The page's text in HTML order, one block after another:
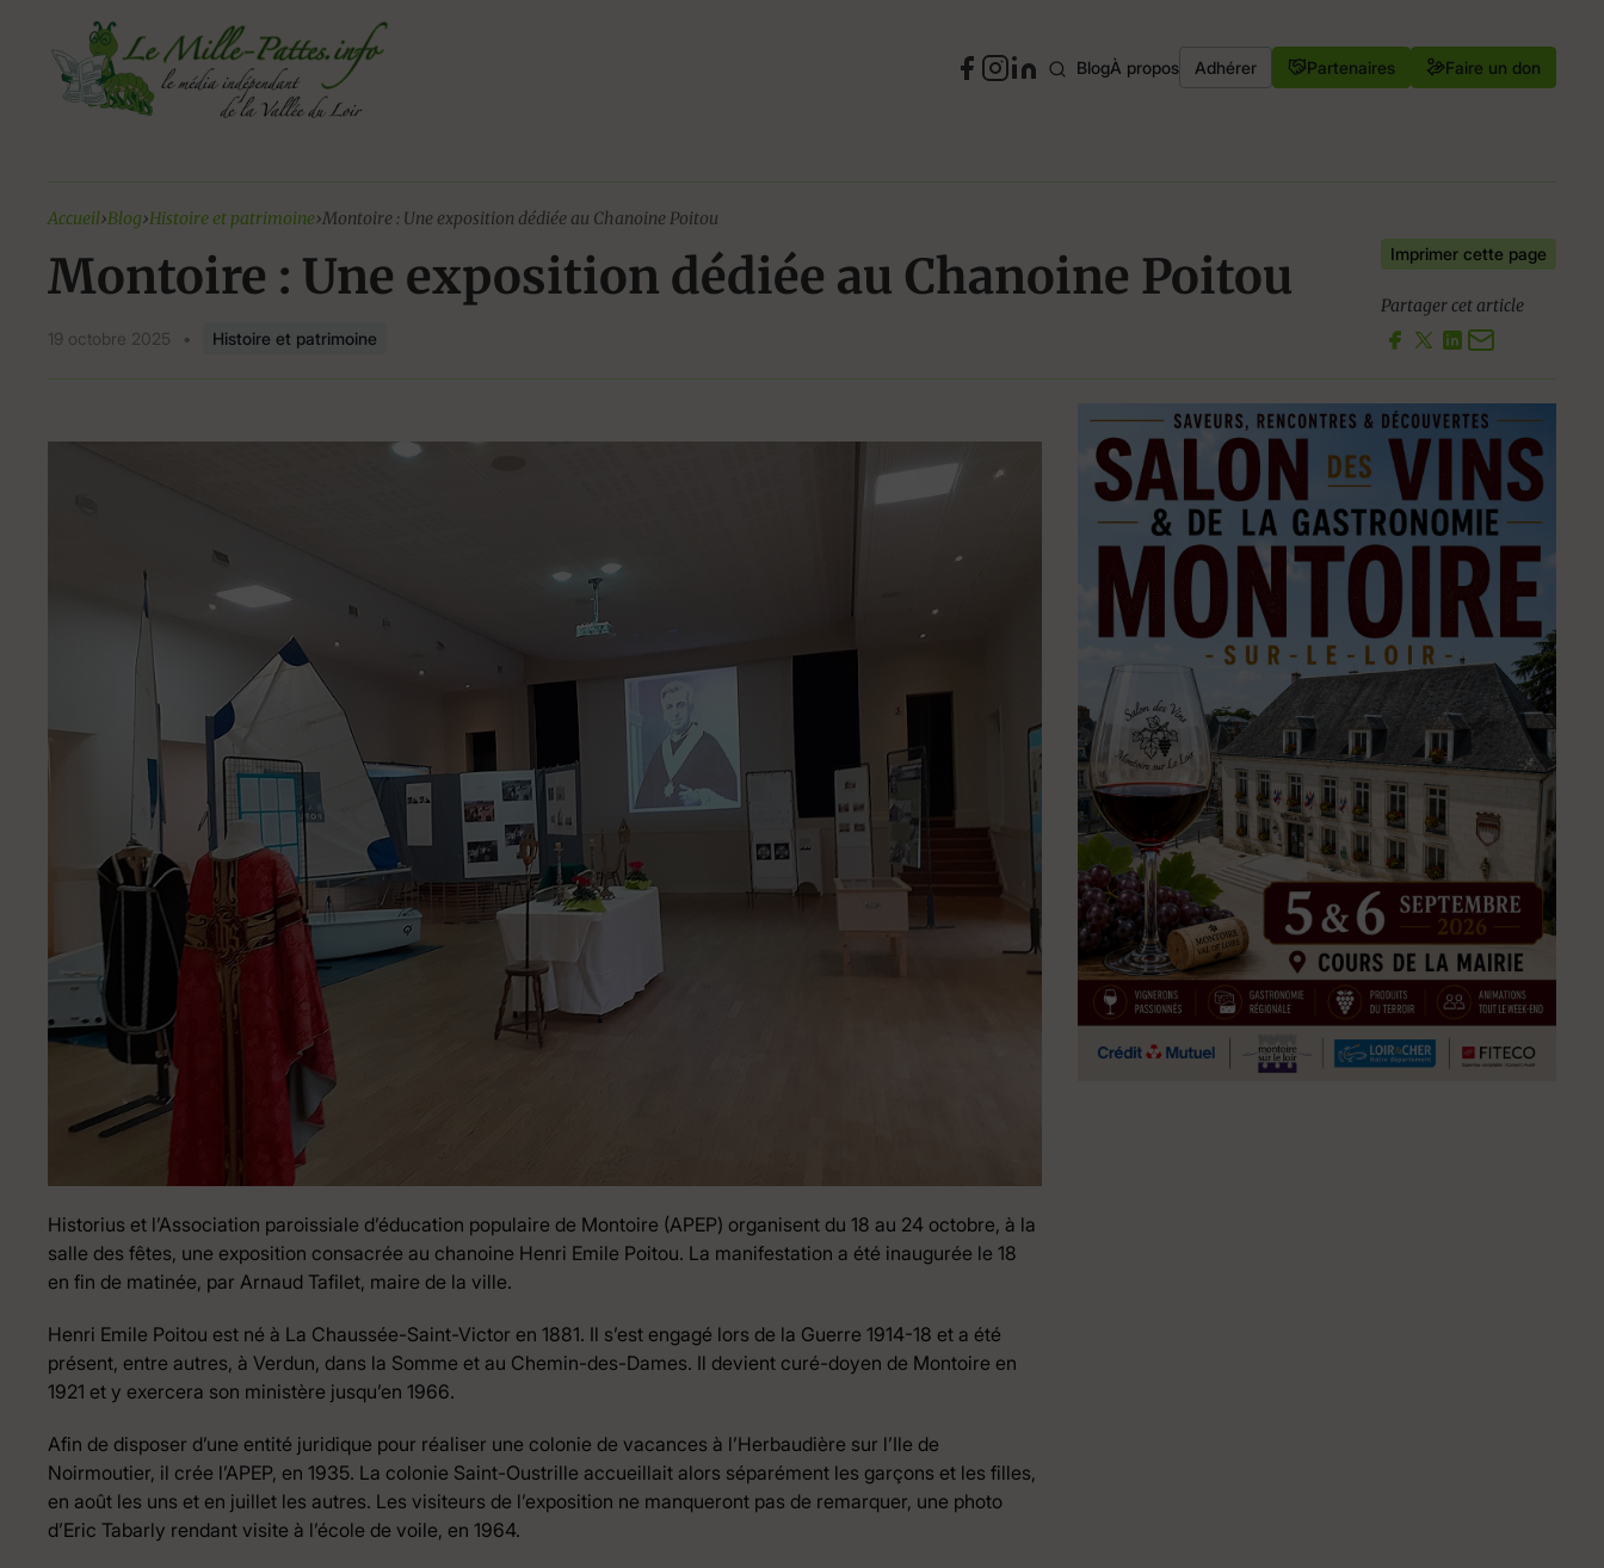
contenu
BlogÀ propos Adhérer Partenaires Faire un don
Accueil›Blog›Histoire et patrimoine›Montoire : Une exposition dédiée au Chanoine Poitou
Montoire : Une exposition dédiée au Chanoine Poitou
19 octobre 2025 • Histoire et patrimoine
Imprimer cette page
Partager cet article
Historius et l’Association paroissiale d’éducation populaire de Montoire (APEP) organisent du 18 au 24 octobre, à la
salle des fêtes, une exposition consacrée au chanoine Henri Emile Poitou. La manifestation a été inaugurée le 18
en fin de matinée, par Arnaud Tafilet, maire de la ville.
Henri Emile Poitou est né à La Chaussée-Saint-Victor en 1881. Il s’est engagé lors de la Guerre 1914-18 et a été
présent, entre autres, à Verdun, dans la Somme et au Chemin-des-Dames. Il devient curé-doyen de Montoire en
1921 et y exercera son ministère jusqu’en 1966.
Afin de disposer d’une entité juridique pour réaliser une colonie de vacances à l’Herbaudière sur l’Ile de
Noirmoutier, il crée l’APEP, en 1935. La colonie Saint-Oustrille accueillait alors séparément les garçons et les filles,
en août les uns et en juillet les autres. Les visiteurs de l’exposition ne manqueront pas de remarquer, une photo
d’Eric Tabarly rendant visite à l’école de voile, en 1964.